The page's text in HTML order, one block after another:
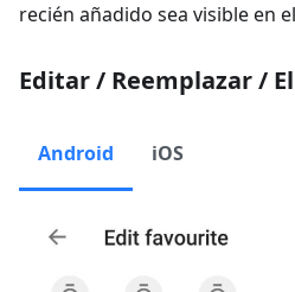
recién añadido sea visible en
Editar / Reemplazar /
Android iOS